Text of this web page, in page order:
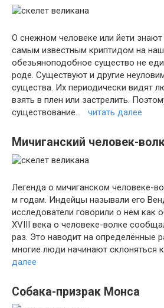
О снежном человеке или йети знают
самым известным криптидом на
обезьяноподобное существо не
роде. Существуют и другие
существа. Их периодически видят
взять в плен или застрелить.
существование… читать далее
Мичиганский человек-
Легенда о мичиганском человеке-
м годам. Индейцы называли его
исследователи говорили о нём как
XVIII века о человеке-волке
раз. Это наводит на определённые
многие люди начинают склоняться
далее
Собака-призрак Монса